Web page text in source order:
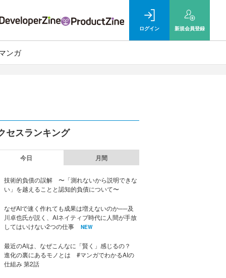
ログイン 新規会員登録
ンガ
セスランキング
今日 月間
技術的負債の誤解 〜「測れないから説明できな
い」を越えることと認知的負債について〜
なぜAIで速く作れても成果は増えないのか──及
川卓也氏が説く、AIネイティブ時代に人間が手放
してはいけない2つの仕事
NEW
最近のAIは、なぜこんなに「賢く」感じるの？
進化の裏にあるモノとは #マンガでわかるAIの
仕組み 第2話